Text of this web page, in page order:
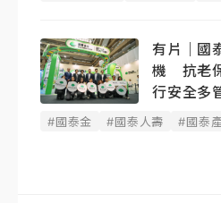
有片｜國
機 抗老
行安全多
#國泰金 #國泰人壽 #國泰